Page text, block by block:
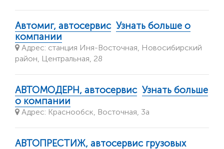
Автомиг, автосервис Узнать больше о
компании
Адрес: станция Иня-Восточная, Новосибирский
район, Центральная, 28
АВТОМОДЕРН, автосервис Узнать больше
о компании
Адрес: Краснообск, Восточная, 3а
АВТОПРЕСТИЖ, автосервис грузовых